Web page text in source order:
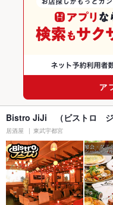
Bistro JiJi （ビストロ ジ
居酒屋 東武宇都宮